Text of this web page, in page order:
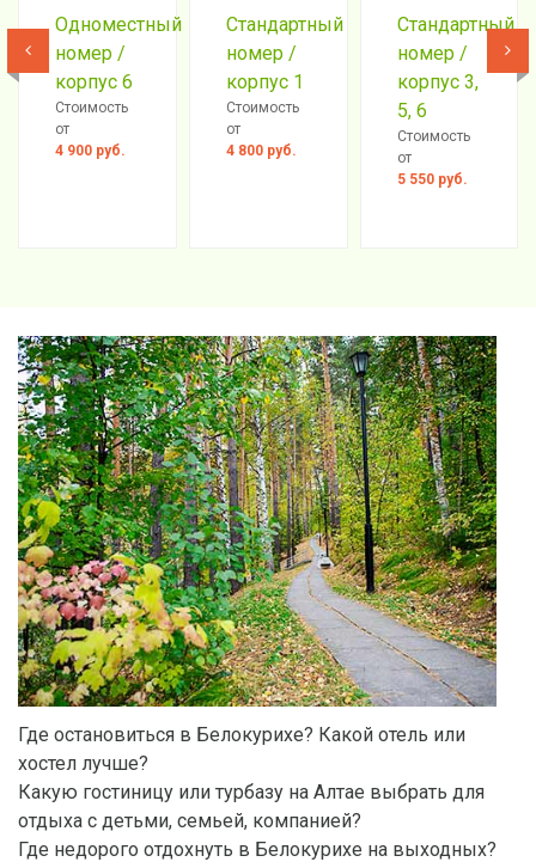
Одноместный
номер /
корпус 6
Стоимость
от
4 900 руб.
Стандартный
номер /
корпус 1
Стоимость
от
4 800 руб.
Стандартный
номер /
корпус 3,
5, 6
Стоимость
от
5 550 руб.
Где остановиться в Белокурихе? Какой отель или
хостел лучше?
Какую гостиницу или турбазу на Алтае выбрать для
отдыха с детьми, семьей, компанией?
Где недорого отдохнуть в Белокурихе на выходных?